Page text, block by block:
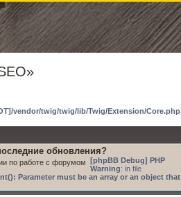
vendor/twig/twig/lib/Twig/Extension/Core.php
обновления?
по работе с форумом [phpBB Debug] PHP
Warning: in file
Parameter must be an array or an object that